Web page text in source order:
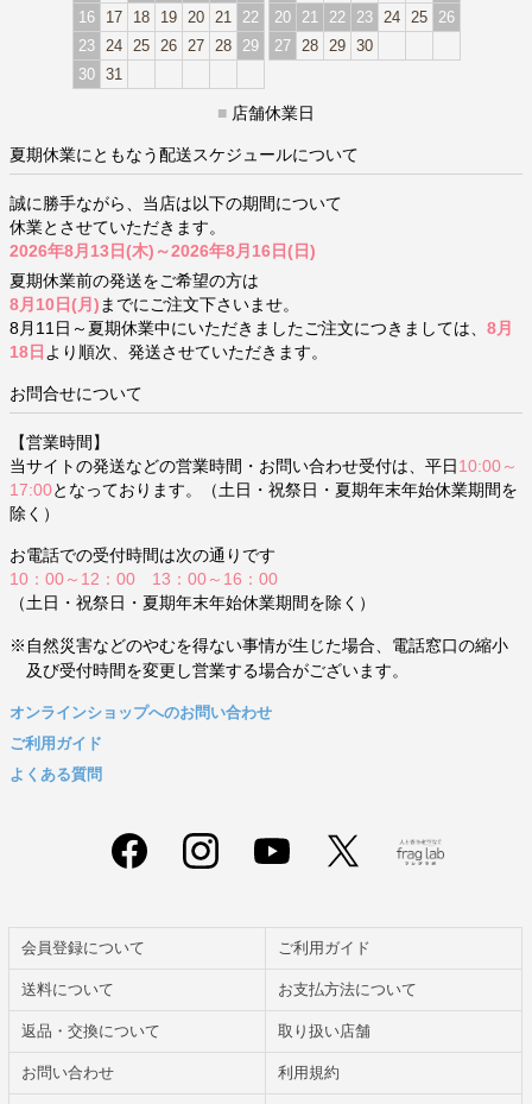
16
17 18 19 20 21
22
23 24 25 26 27 28
29
30 31
20
21 22 23 24 25
26
27 28 29 30
■ 店舗休業日
夏期休業にともなう配送スケジュールについて
誠に勝手ながら、当店は以下の期間について
休業とさせていただきます。
2026年8月13日(木)～2026年8月16日(日)
夏期休業前の発送をご希望の方は
8月10日(月) までにご注文下さいませ。
8月11日～夏期休業中にいただきましたご注文につきましては、 8月
18日 より順次、発送させていただきます。
お問合せについて
【営業時間】
当サイトの発送などの営業時間・お問い合わせ受付は、平日 10:00～
17:00となっております。（土日・祝祭日・夏期年末年始休業期間を
除く）
お電話での受付時間は次の通りです
10：00～12：00 13：00～16：00
（土日・祝祭日・夏期年末年始休業期間を除く）
※自然災害などのやむを得ない事情が生じた場合、電話窓口の縮小
及び受付時間を変更し営業する場合がございます。
オンラインショップへのお問い合わせ
ご利用ガイド
よくある質問
会員登録について ご利用ガイド
送料について お支払方法について
返品・交換について 取り扱い店舗
お問い合わせ 利用規約